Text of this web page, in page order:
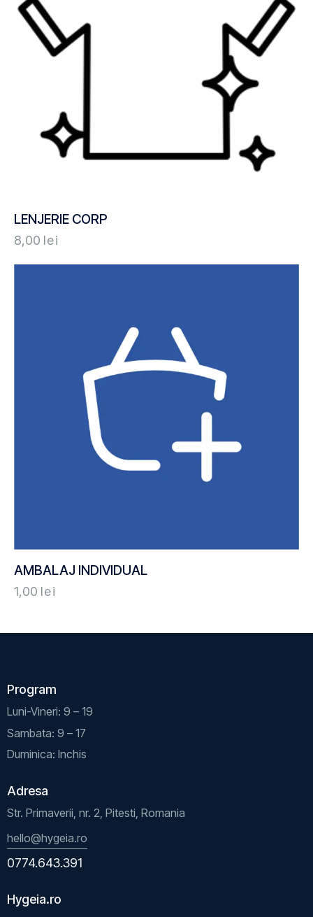
LENJERIE CORP
8,00 lei
AMBALAJ INDIVIDUAL
1,00 lei
Program
Luni-Vineri: 9 – 19
Sambata: 9 – 17
Duminica: Inchis
Adresa
Str. Primaverii, nr. 2, Pitesti, Romania
hello@hygeia.ro
0774.643.391
Hygeia.ro